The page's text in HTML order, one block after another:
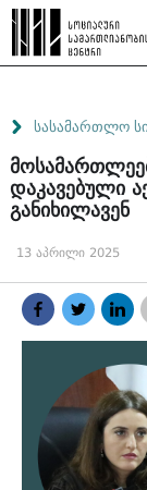
სასამართლო
დაკავებული
განიხილავენ
13 აპრილი 2025